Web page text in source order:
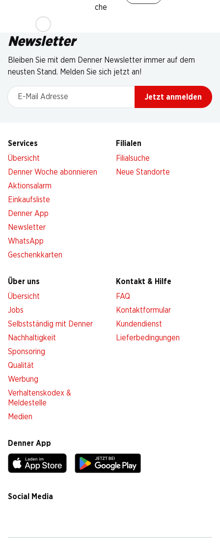
che
Newsletter
Bleiben Sie mit dem Denner Newsletter immer auf dem
neusten Stand. Melden Sie sich jetzt an!
E-Mail Adresse
Jetzt anmelden
Services
Übersicht
Denner Woche abonnieren
Aktionsalarm
Einkaufsliste
Denner App
Newsletter
WhatsApp
Geschenkkarten
Filialen
Filialsuche
Neue Standorte
Über uns
Übersicht
Jobs
Selbstständig mit Denner
Nachhaltigkeit
Sponsoring
Qualität
Werbung
Verhaltenskodex &
Meldestelle
Medien
Kontakt & Hilfe
FAQ
Kontaktformular
Kundendienst
Lieferbedingungen
Denner App
Social Media